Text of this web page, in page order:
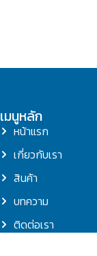
เมนูหลัก
หน้าแรก
เกี่ยวกับเรา
สินค้า
บทความ
ติดต่อเรา